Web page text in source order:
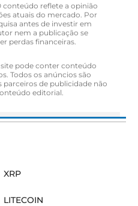
conteúdo reflete a opinião
atuais do mercado. Por
antes de investir em
nem a publicação se
perdas financeiras.
site pode conter conteúdo
Todos os anúncios são
de publicidade não
editorial.
XRP
LITECOIN